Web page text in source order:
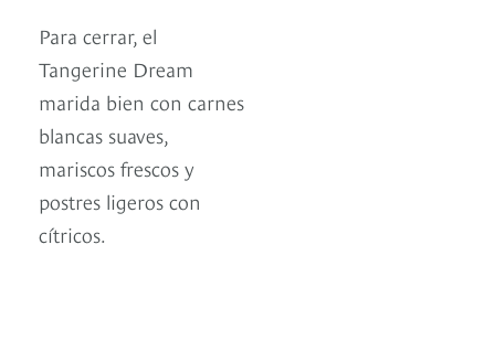
Para cerrar, el
Tangerine Dream
marida bien con carnes
blancas suaves,
mariscos frescos y
postres ligeros con
cítricos.